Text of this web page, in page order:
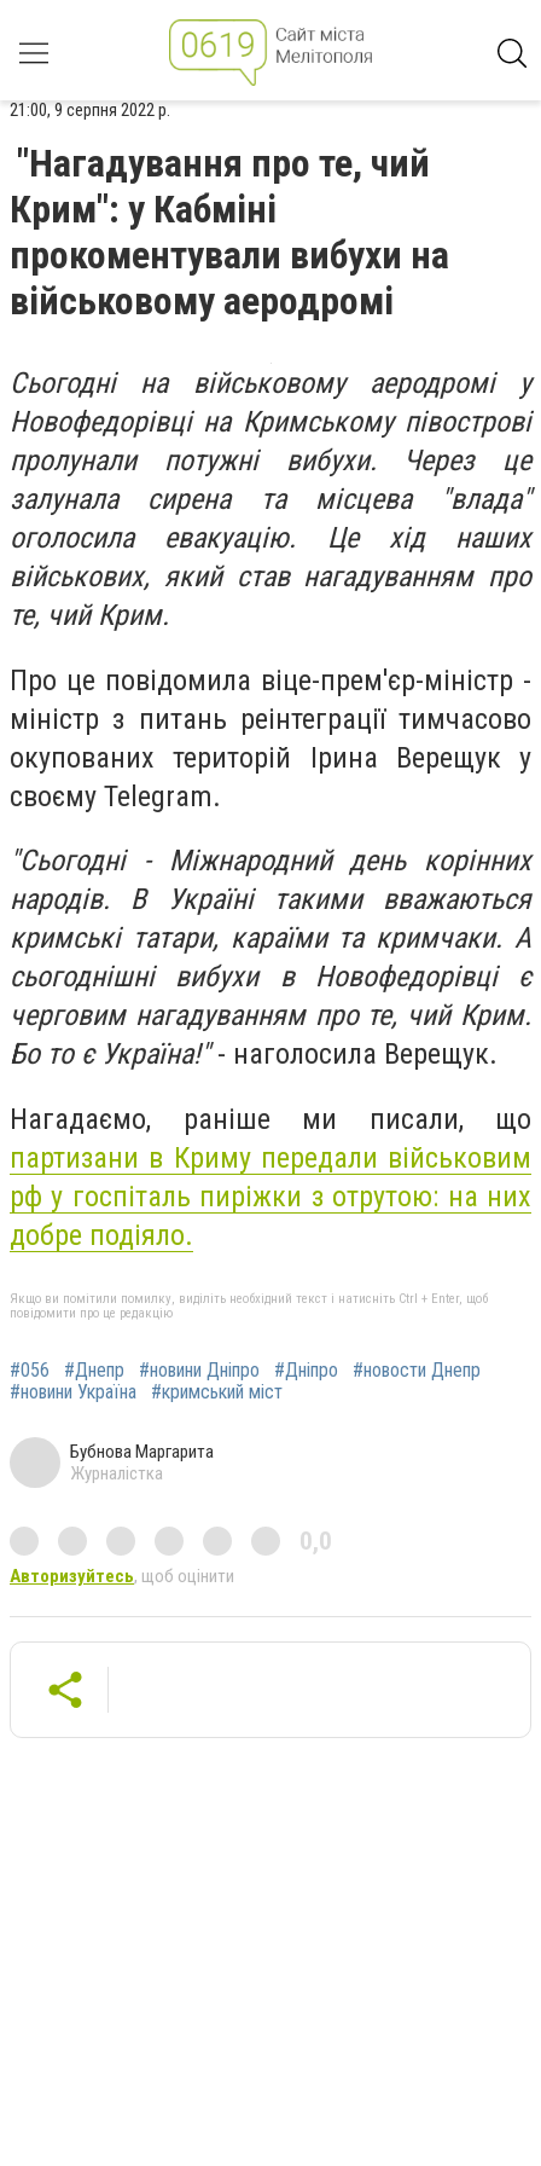
21:00, 9 серпня 2022 р.
"Нагадування про те, чий
Крим": у Кабміні
прокоментували вибухи на
військовому аеродромі
Сьогодні на військовому аеродромі у
Новофедорівці на Кримському півострові
пролунали потужні вибухи. Через це
залунала сирена та місцева "влада"
оголосила евакуацію. Це хід наших
військових, який став нагадуванням про
те, чий Крим.
Про це повідомила віце-прем'єр-міністр -
міністр з питань реінтеграції тимчасово
окупованих територій Ірина Верещук у
своєму Telegram.
"Сьогодні - Міжнародний день корінних
народів. В Україні такими вважаються
кримські татари, караїми та кримчаки. А
сьогоднішні вибухи в Новофедорівці є
черговим нагадуванням про те, чий Крим.
Бо то є Україна!"- наголосила Верещук.
Нагадаємо, раніше ми писали, що
партизани в Криму передали військовим
рф у госпіталь пиріжки з отрутою: на них
добре подіяло.
Якщо ви помітили помилку, виділіть необхідний текст і натисніть Ctrl + Enter, щоб
повідомити про це редакцію
#056 #Днепр #новини Дніпро #Дніпро
#новости Днепр
#новини Україна
#кримський міст
Бубнова Маргарита
Журналістка
0,0
Авторизуйтесь, щоб оцінити